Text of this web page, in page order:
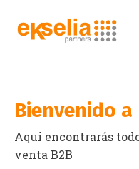
Bienvenido
Aqui encontrarás
venta B2B